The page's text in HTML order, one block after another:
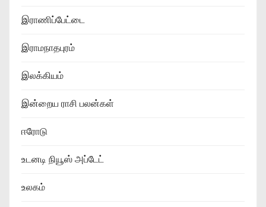
இராணிப்பேட்டை
இராமநாதபுரம்
இலக்கியம்
இன்றைய ராசி பலன்கள்
ஈரோடு
உடனடி நியூஸ் அப்டேட்
உலகம்